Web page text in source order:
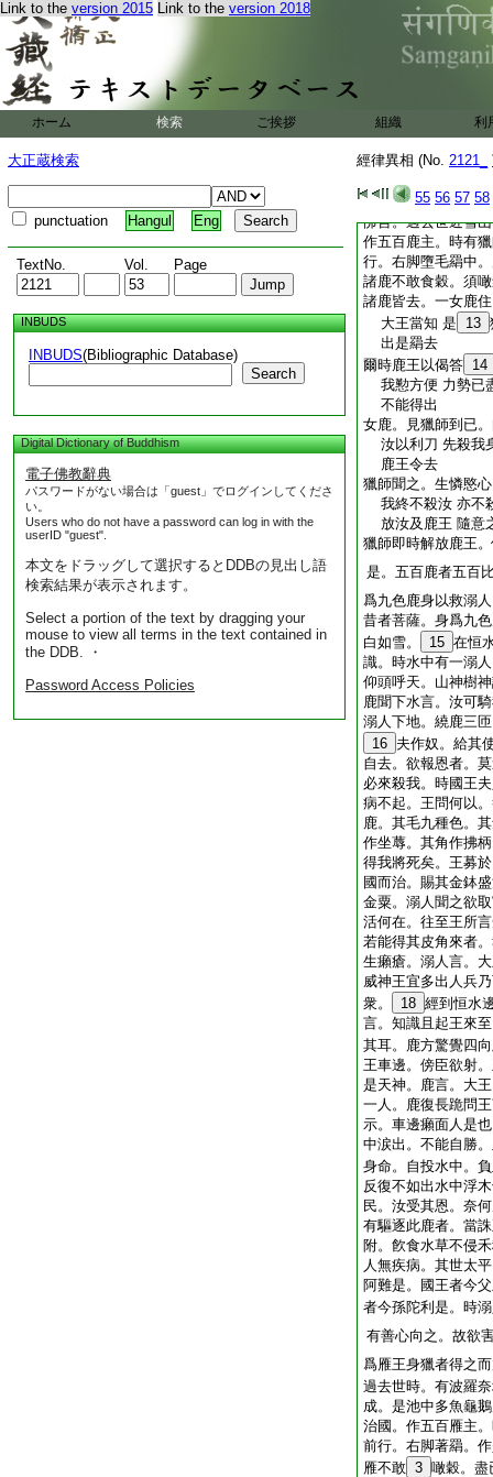
Link to the version 2015 Link to the version 2018
ホーム 検索 ご挨拶 組織 利
大正蔵検索
punctuation Hangul Eng
TextNo. Vol. Page
INBUDS
INBUDS(Bibliographic Database)
Search
Digital Dictionary of Buddhism
電子佛教辭典
パスワードがない場合は「guest」でログインしてくださ
い。
Users who do not have a password can log in with the
userID "guest".
本文をドラッグして選択するとDDBの見出し語
検索結果が表示されます。
Select a portion of the text by dragging your
mouse to view all terms in the text contained in
the DDB. ・
Password Access Policies
經律異相 (No. 2121_
55 56 57 58
宰。不審大王。爲
王來。王問鹿
曰
王曰。千 8
頭孚
臣。普令國界其有
即遣鹿王還。令國
者。當梟其首。因
爲威徳鹿王
11 身
佛言。過去世近雪
作五百鹿主。時有
行。右脚墮毛羂中
諸鹿不敢食穀。須
諸鹿皆去。一女鹿
大王當知 是
13
出是羂去
爾時鹿王以偈答 14
我懃方便 力勢已
不能得出
女鹿。見獵師到已
汝以利刀 先殺我
鹿王令去
獵師聞之。生憐愍
我終不殺汝 亦不
放汝及鹿王 隨意
獵師即時解放鹿王
是。五百鹿者五百
爲九色鹿身以救溺
昔者菩薩。身爲九
白如雪。
15 在恒
識。時水中有一溺
仰頭呼天。山神樹
鹿聞下水言。汝可
溺人下地。繞鹿三
16 夫作奴。給其
自去。欲報恩者。
必來殺我。時國王
病不起。王問何以
鹿。其毛九種色。
作坐蓐。其角作拂
得我將死矣。王募
國而治。賜其金鉢
金粟。溺人聞之欲
活何在。往至王所
若能得其皮角來者
生癩瘡。溺人言。
威神王宜多出人兵
衆。
18 經到恒水
言。知識且起王來
其耳。鹿方驚覺四
王車邊。傍臣欲射
是天神。鹿言。大
一人。鹿復長跪問
示。車邊癩面人是
中涙出。不能自勝
身命。自投水中。
反復不如出水中浮
民。汝受其恩。奈
有驅逐此鹿者。當
附。飮食水草不侵
人無疾病。其世太
阿難是。國王者今
者今孫陀利是。時
有善心向之。故欲
爲雁王身獵者得之
過去世時。有波羅
成。是池中多魚龜
治國。作五百雁主
前行。右脚著羂。
雁不敢 3 噉穀。盡